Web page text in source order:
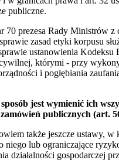
publiczne.
70 prezesa Rady Ministrów
zasad etyki korpusu
ustanowienia
cywilnej, którymi - przy
i pogłębiania
jest wymienić ich
publicznych (art.
także jeszcze ustawy,
niego lub ograniczające
działalności gospodarczej